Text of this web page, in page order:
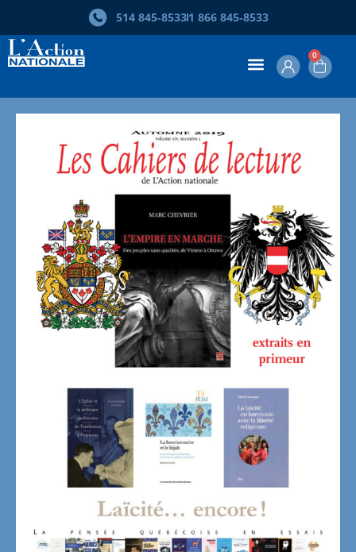
search
results
514 845‑85331 866 845‑8533
0